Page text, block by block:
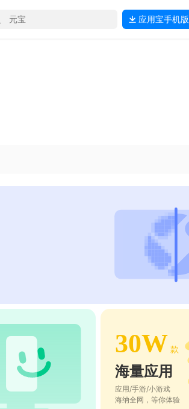
应用宝手机版
30W 款
海量应用
应用/手游/小游戏
海纳全网，等你体验